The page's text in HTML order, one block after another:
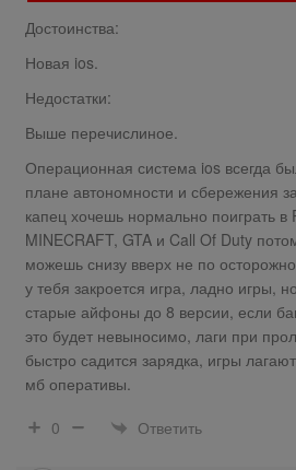
Достоинства:
Новая ios.
Недостатки:
Выше перечислиное.
Операционная система ios всегда
плане автономности и сбережения
капец хочешь нормально поиграть
MINECRAFT, GTA и Call Of Duty
можешь снизу вверх не по
у тебя закроется игра, ладно игры,
старые айфоны до 8 версии, если
это будет невыносимо, лаги при
быстро садится зарядка, игры
мб оперативы.
0
Ответить